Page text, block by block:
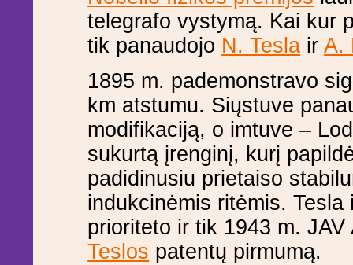
telegrafo vystymą. Kai kur
tik panaudojo N. Tesla irA.
1895 m. pademonstravo
km atstumu. Siųstuve
modifikaciją, o imtuve –
sukurtą įrenginį, kurį
padidinusiu prietaiso
indukcinėmis ritėmis.
prioriteto ir tik 1943 m.
Teslos patentų pirmumą.